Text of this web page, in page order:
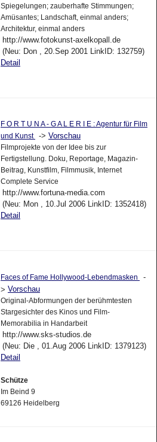
Spiegelungen; zauberhafte Stimmungen;
Amüsantes; Landschaft, einmal anders;
Architektur, einmal anders
http://www.fotokunst-axelkopall.de
(Neu: Don , 20.Sep 2001 LinkID: 132759)
Detail
F O R T U N A - G A L E R I E : Agentur für Film
und Kunst -> Vorschau
Filmprojekte von der Idee bis zur
Fertigstellung. Doku, Reportage, Magazin-
Beitrag, Kunstfilm, Filmmusik, Internet
Complete Service
http://www.fortuna-media.com
(Neu: Mon , 10.Jul 2006 LinkID: 1352418)
Detail
Faces of Fame Hollywood-Lebendmasken -
> Vorschau
Original-Abformungen der berühmtesten
Stargesichter des Kinos und Film-
Memorabilia in Handarbeit
http://www.sks-studios.de
(Neu: Die , 01.Aug 2006 LinkID: 1379123)
Detail
Schütze
Im Beind 9
69126 Heidelberg